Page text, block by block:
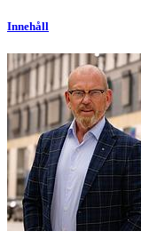
Innehåll